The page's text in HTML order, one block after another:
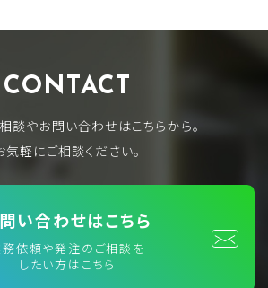
CONTACT
談やお問い合わせはこちらから。
気軽にご相談ください。
い合わせはこちら
務依頼や発注のご相談を
したい方はこちら